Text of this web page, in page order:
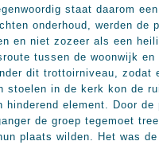
staat daarom
onderhoud, werden
en niet zozeer als een
tussen de woonwijk
dit trottoirniveau,
stoelen in de kerk kon de
hinderend element. Door
de groep tegemoet
plaats wilden. Het was